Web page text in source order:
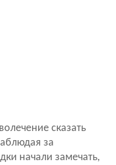
сказать
за
начали замечать,